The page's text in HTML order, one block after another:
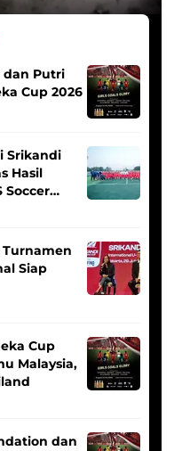
dan Putri
Cup 2026
Srikandi
Hasil
Soccer
Turnamen
Siap
Cup
Malaysia,
dan